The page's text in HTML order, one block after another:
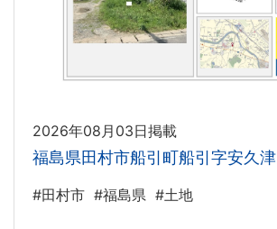
2026年08月03日掲載
福島県田村市船引町船引字安久津
#田村市 #福島県 #土地